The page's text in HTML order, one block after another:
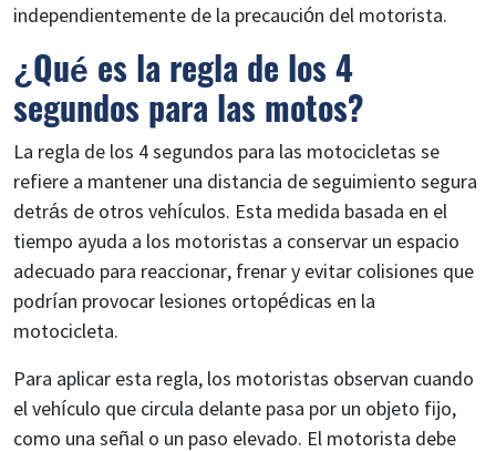
independientemente de la precaución del motorista.
¿Qué es la regla de los 4
segundos para las motos?
La regla de los 4 segundos para las motocicletas se
refiere a mantener una distancia de seguimiento segura
detrás de otros vehículos. Esta medida basada en el
tiempo ayuda a los motoristas a conservar un espacio
adecuado para reaccionar, frenar y evitar colisiones que
podrían provocar lesiones ortopédicas en la
motocicleta.
Para aplicar esta regla, los motoristas observan cuando
el vehículo que circula delante pasa por un objeto fijo,
como una señal o un paso elevado. El motorista debe